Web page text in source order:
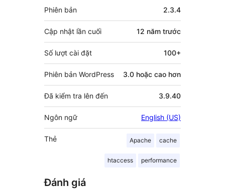
Meta
Phiên bản 2.3.4
Cập nhật lần cuối 12 năm trước
Số lượt cài đặt 100+
Phiên bản WordPress 3.0 hoặc cao hơn
Đã kiểm tra lên đến 3.9.40
Ngôn ngữ English (US)
Thẻ Apache cache
htaccess performance
Đánh giá